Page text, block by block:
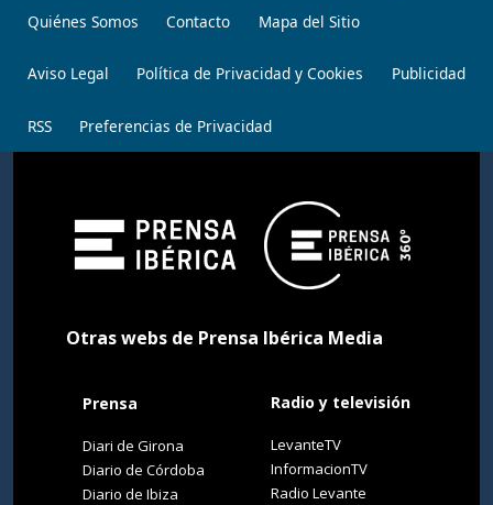
Quiénes Somos Contacto Mapa del Sitio
Aviso Legal Política de Privacidad y Cookies Publicidad
RSS Preferencias de Privacidad
Otras webs de Prensa Ibérica Media
Prensa
Diari de Girona
Diario de Córdoba
Diario de Ibiza
Radio y televisión
LevanteTV
InformacionTV
Radio Levante